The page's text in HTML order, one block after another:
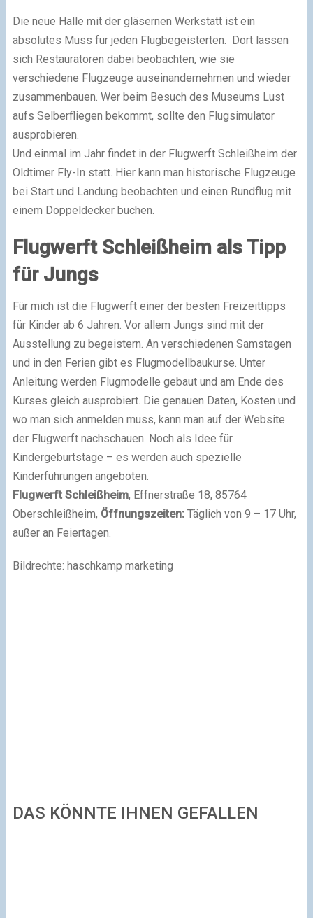
Die neue Halle mit der gläsernen Werkstatt ist ein
absolutes Muss für jeden Flugbegeisterten. Dort lassen
sich Restauratoren dabei beobachten, wie sie
verschiedene Flugzeuge auseinandernehmen und wieder
zusammenbauen. Wer beim Besuch des Museums Lust
aufs Selberfliegen bekommt, sollte den Flugsimulator
ausprobieren.
Und einmal im Jahr findet in der Flugwerft Schleißheim der
Oldtimer Fly-In statt. Hier kann man historische Flugzeuge
bei Start und Landung beobachten und einen Rundflug mit
einem Doppeldecker buchen.
Flugwerft Schleißheim als Tipp
für Jungs
Für mich ist die Flugwerft einer der besten Freizeittipps
für Kinder ab 6 Jahren. Vor allem Jungs sind mit der
Ausstellung zu begeistern. An verschiedenen Samstagen
und in den Ferien gibt es Flugmodellbaukurse. Unter
Anleitung werden Flugmodelle gebaut und am Ende des
Kurses gleich ausprobiert. Die genauen Daten, Kosten und
wo man sich anmelden muss, kann man auf der Website
der Flugwerft nachschauen. Noch als Idee für
Kindergeburtstage – es werden auch spezielle
Kinderführungen angeboten.
Flugwerft Schleißheim, Effnerstraße 18, 85764
Oberschleißheim, Öffnungszeiten:Täglich von 9 – 17 Uhr,
außer an Feiertagen.
Bildrechte: haschkamp marketing
DAS KÖNNTE IHNEN GEFALLEN